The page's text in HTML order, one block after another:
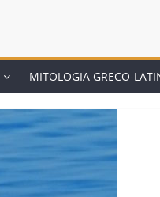
MITOLOGIA GRECO-